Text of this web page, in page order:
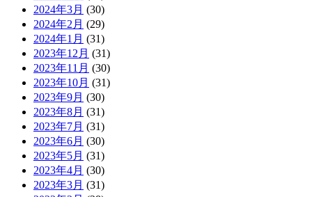
2024年3月 (30)
2024年2月 (29)
2024年1月 (31)
2023年12月 (31)
2023年11月 (30)
2023年10月 (31)
2023年9月 (30)
2023年8月 (31)
2023年7月 (31)
2023年6月 (30)
2023年5月 (31)
2023年4月 (30)
2023年3月 (31)